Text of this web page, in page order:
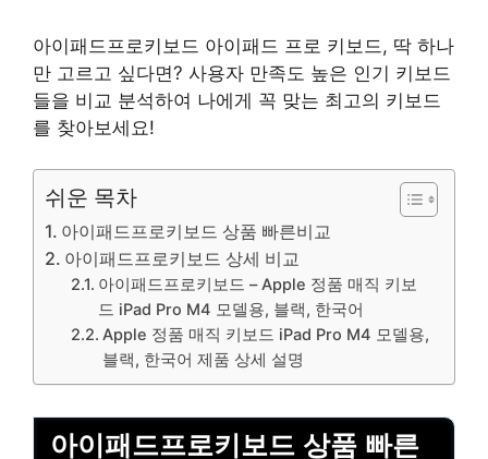
아이패드프로키보드 아이패드 프로 키보드, 딱 하나
만 고르고 싶다면? 사용자 만족도 높은 인기 키보드
들을 비교 분석하여 나에게 꼭 맞는 최고의 키보드
를 찾아보세요!
쉬운 목차
아이패드프로키보드 상품 빠른비교
아이패드프로키보드 상세 비교
아이패드프로키보드 – Apple 정품 매직 키보
드 iPad Pro M4 모델용, 블랙, 한국어
Apple 정품 매직 키보드 iPad Pro M4 모델용,
블랙, 한국어 제품 상세 설명
아이패드프로키보드 상품 빠른